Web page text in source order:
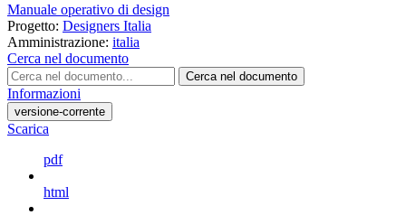
Manuale operativo di design
Progetto: Designers Italia
Amministrazione: italia
Cerca nel documento
Cerca nel documento
Informazioni
versione-corrente
Scarica
pdf
html